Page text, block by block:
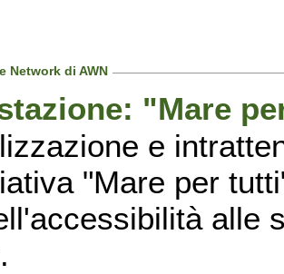
Network di AWN
"Mare
e
"Mare per
alle